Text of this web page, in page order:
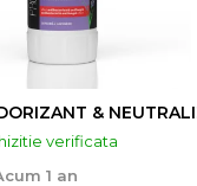
verificata
1 an